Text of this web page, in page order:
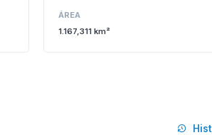
ÁREA
1.167,311 km²